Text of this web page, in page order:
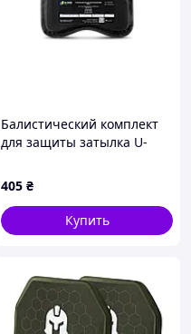
Балистический комплект
для защиты затылка U-
405 ₴
Купить